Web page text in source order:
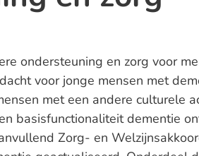
ondersteuning en zorg voor
voor jonge mensen met
met een andere culturele
basisfunctionaliteit dementie
Zorg- en